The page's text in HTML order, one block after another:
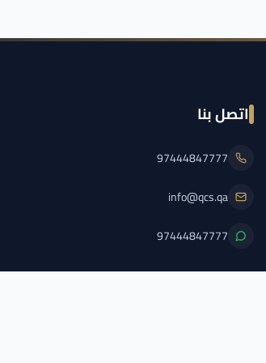
اتصل بنا
97444847777
info@qcs.qa
97444847777